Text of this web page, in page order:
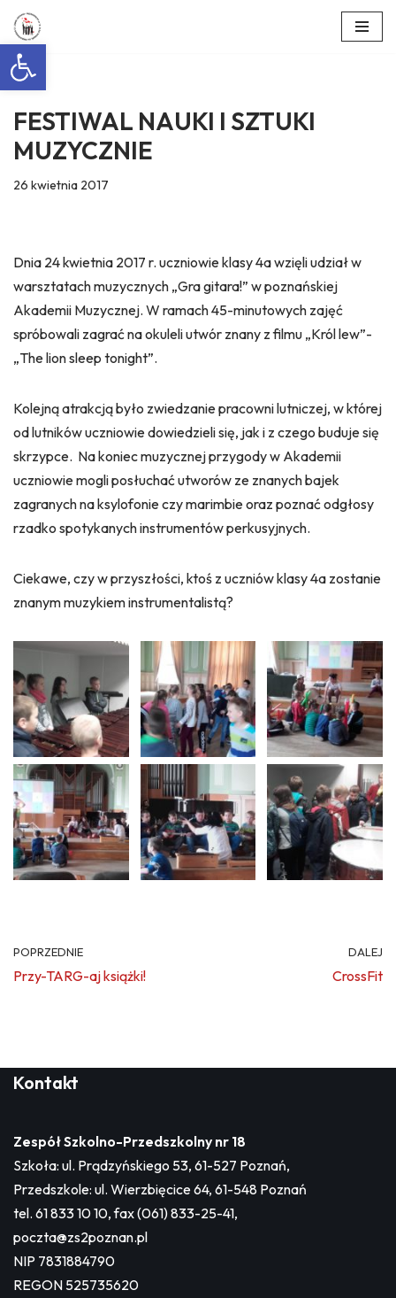
Otwórz pasek narzędzi
Przejdź
do
FESTIWAL NAUKI I SZTUKI
MUZYCZNIE
26 kwietnia 2017
Dnia 24 kwietnia 2017 r. uczniowie klasy 4a wzięli udział w
warsztatach muzycznych „Gra gitara!” w poznańskiej
Akademii Muzycznej. W ramach 45-minutowych zajęć
spróbowali zagrać na okuleli utwór znany z filmu „Król lew”-
„The lion sleep tonight”.
Kolejną atrakcją było zwiedzanie pracowni lutniczej, w której
od lutników uczniowie dowiedzieli się, jak i z czego buduje się
skrzypce. Na koniec muzycznej przygody w Akademii
uczniowie mogli posłuchać utworów ze znanych bajek
zagranych na ksylofonie czy marimbie oraz poznać odgłosy
rzadko spotykanych instrumentów perkusyjnych.
Ciekawe, czy w przyszłości, ktoś z uczniów klasy 4a zostanie
znanym muzykiem instrumentalistą?
POPRZEDNIE
Przy-TARG-aj książki!
DALEJ
CrossFit
Kontakt
Zespół Szkolno-Przedszkolny nr 18
Szkoła: ul. Prądzyńskiego 53, 61-527 Poznań,
Przedszkole: ul. Wierzbięcice 64, 61-548 Poznań
tel. 61 833 10 10, fax (061) 833-25-41,
poczta@zs2poznan.pl
NIP 7831884790
REGON 525735620